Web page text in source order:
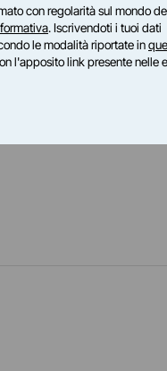
con regolarità sul mondo
. Iscrivendoti i tuoi dati
le modalità riportate in
l'apposito link presente nelle